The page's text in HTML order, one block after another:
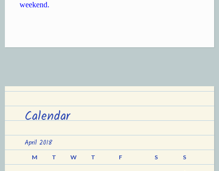
weekend.
Calendar
April 2018
M T W T F S S